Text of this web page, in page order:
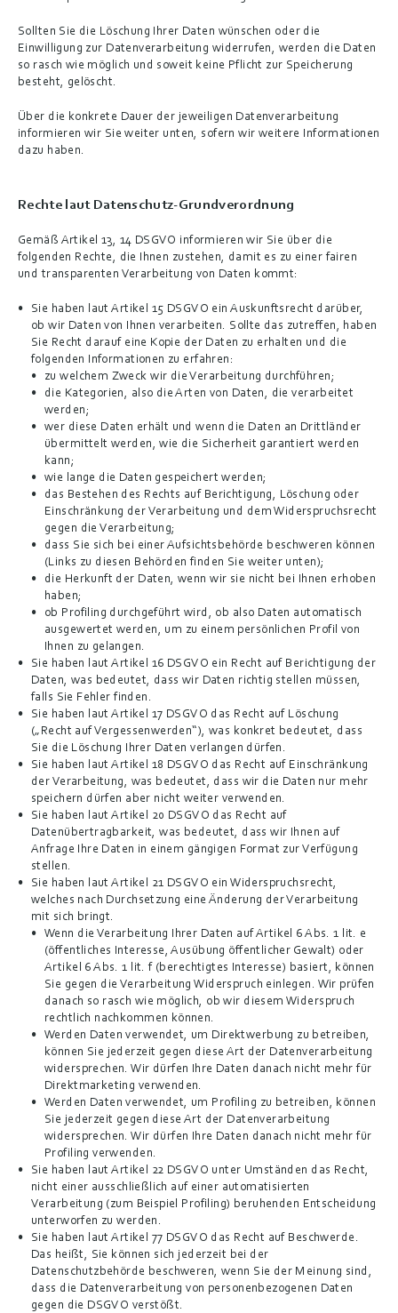
Sollten Sie die Löschung Ihrer Daten wünschen oder die
Einwilligung zur Datenverarbeitung widerrufen, werden die Daten
so rasch wie möglich und soweit keine Pflicht zur Speicherung
besteht, gelöscht.
Über die konkrete Dauer der jeweiligen Datenverarbeitung
informieren wir Sie weiter unten, sofern wir weitere Informationen
dazu haben.
Rechte laut Datenschutz-Grundverordnung
Gemäß Artikel 13, 14 DSGVO informieren wir Sie über die
folgenden Rechte, die Ihnen zustehen, damit es zu einer fairen
und transparenten Verarbeitung von Daten kommt:
Sie haben laut Artikel 15 DSGVO ein Auskunftsrecht darüber,
ob wir Daten von Ihnen verarbeiten. Sollte das zutreffen, haben
Sie Recht darauf eine Kopie der Daten zu erhalten und die
folgenden Informationen zu erfahren:
zu welchem Zweck wir die Verarbeitung durchführen;
die Kategorien, also die Arten von Daten, die verarbeitet
werden;
wer diese Daten erhält und wenn die Daten an Drittländer
übermittelt werden, wie die Sicherheit garantiert werden
kann;
wie lange die Daten gespeichert werden;
das Bestehen des Rechts auf Berichtigung, Löschung oder
Einschränkung der Verarbeitung und dem Widerspruchsrecht
gegen die Verarbeitung;
dass Sie sich bei einer Aufsichtsbehörde beschweren können
(Links zu diesen Behörden finden Sie weiter unten);
die Herkunft der Daten, wenn wir sie nicht bei Ihnen erhoben
haben;
ob Profiling durchgeführt wird, ob also Daten automatisch
ausgewertet werden, um zu einem persönlichen Profil von
Ihnen zu gelangen.
Sie haben laut Artikel 16 DSGVO ein Recht auf Berichtigung der
Daten, was bedeutet, dass wir Daten richtig stellen müssen,
falls Sie Fehler finden.
Sie haben laut Artikel 17 DSGVO das Recht auf Löschung
(„Recht auf Vergessenwerden“), was konkret bedeutet, dass
Sie die Löschung Ihrer Daten verlangen dürfen.
Sie haben laut Artikel 18 DSGVO das Recht auf Einschränkung
der Verarbeitung, was bedeutet, dass wir die Daten nur mehr
speichern dürfen aber nicht weiter verwenden.
Sie haben laut Artikel 20 DSGVO das Recht auf
Datenübertragbarkeit, was bedeutet, dass wir Ihnen auf
Anfrage Ihre Daten in einem gängigen Format zur Verfügung
stellen.
Sie haben laut Artikel 21 DSGVO ein Widerspruchsrecht,
welches nach Durchsetzung eine Änderung der Verarbeitung
mit sich bringt.
Wenn die Verarbeitung Ihrer Daten auf Artikel 6 Abs. 1 lit. e
(öffentliches Interesse, Ausübung öffentlicher Gewalt) oder
Artikel 6 Abs. 1 lit. f (berechtigtes Interesse) basiert, können
Sie gegen die Verarbeitung Widerspruch einlegen. Wir prüfen
danach so rasch wie möglich, ob wir diesem Widerspruch
rechtlich nachkommen können.
Werden Daten verwendet, um Direktwerbung zu betreiben,
können Sie jederzeit gegen diese Art der Datenverarbeitung
widersprechen. Wir dürfen Ihre Daten danach nicht mehr für
Direktmarketing verwenden.
Werden Daten verwendet, um Profiling zu betreiben, können
Sie jederzeit gegen diese Art der Datenverarbeitung
widersprechen. Wir dürfen Ihre Daten danach nicht mehr für
Profiling verwenden.
Sie haben laut Artikel 22 DSGVO unter Umständen das Recht,
nicht einer ausschließlich auf einer automatisierten
Verarbeitung (zum Beispiel Profiling) beruhenden Entscheidung
unterworfen zu werden.
Sie haben laut Artikel 77 DSGVO das Recht auf Beschwerde.
Das heißt, Sie können sich jederzeit bei der
Datenschutzbehörde beschweren, wenn Sie der Meinung sind,
dass die Datenverarbeitung von personenbezogenen Daten
gegen die DSGVO verstößt.